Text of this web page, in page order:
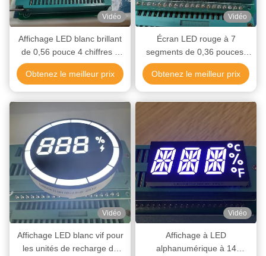
Vidéo
Affichage LED blanc brillant
de 0,56 pouce 4 chiffres 7
segments pour les
instruments de commande
Obtenez le meilleur prix
Vidéo
Écran LED rouge à 7
segments de 0,36 pouces,
haute luminosité, avec anode
commune pour tableaux de
bord
Obtenez le meilleur prix
Vidéo
Affichage LED blanc vif pour
les unités de recharge de
Vidéo
Affichage à LED
alphanumérique à 14